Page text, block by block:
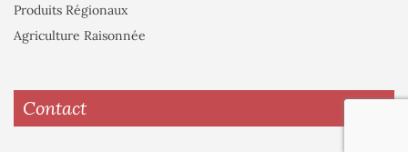
Produits Régionaux
Agriculture Raisonnée
Contact